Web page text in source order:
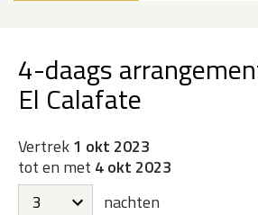
4-daags
El Calafate
Vertrek1 okt 2023
tot en met 4 okt 2023
nachten